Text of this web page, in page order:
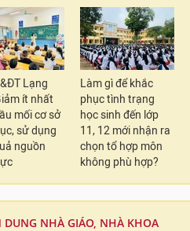
Lạng
ít nhất
mối cơ sở
sử dụng
nguồn
Làm gì để khắc
phục tình trạng
học sinh đến lớp
11, 12 mới nhận ra
chọn tổ hợp môn
không phù hợp?
DUNG NHÀ GIÁO, NHÀ KHOA